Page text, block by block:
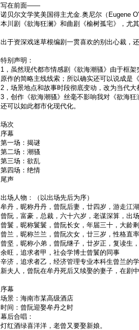
写在前面——
诺贝尔文学奖美国得主尤金.奥尼尔（Eugene
本川剧《欲海狂澜》和曲剧《榆树孤宅》，尤
出于资深戏迷草根编剧一贯喜欢的别出心裁，
特别声明：
1，虽然现代都市情感剧《欲海潮骚》由于框
原作的简略主线线索；所以确实还可以说成是
2，场景地点和故事时段彻底变动，改为当代
3，创作《欲海潮骚》丝毫不影响我对《欲海
还可以如此都市化现代化。
场次
序幕
第一场：揭谜
第二场：潮骚
第三场：欲乱
第四场：绝情
尾声
出场人物：（以出场先后为序）
牟丹，昵称丹丹，曾阮后妻，廿四岁，游走江
曾阮，富豪，总裁，六十六岁，老谋深算，出
曾鬟，昵称鬟鬟，曾阮长女，年届三十，大龄
曾兰，昵称兰兰，曾阮次女，廿三岁，性格直
曾坚，昵称小弟，曾阮继子，廿岁正，复读生
余旺，追求者甲，社会学博士曾鬟的同事
辛济，追求者乙，经济管理专业本科生曾兰的
新夫人，曾阮在牟丹死后又续娶的妻子，在剧
序幕
场景：海南市某高级酒店
时间：曾阮迎娶牟丹之时
幕后合唱：
灯红酒绿喜洋洋，老曾又要娶新娘。